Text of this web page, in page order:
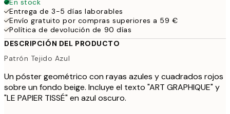
En stock
Entrega de 3-5 días laborables
Envío gratuito por compras superiores a 59 €
Política de devolución de 90 días
DESCRIPCIÓN DEL PRODUCTO
Patrón Tejido Azul
Un póster geométrico con rayas azules y cuadrados rojos
sobre un fondo beige. Incluye el texto "ART GRAPHIQUE" y
"LE PAPIER TISSÉ" en azul oscuro.